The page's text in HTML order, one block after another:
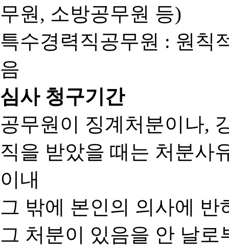
무원, 소방공무원 등)
특수경력직공무원 : 원칙
음
심사 청구기간
공무원이 징계처분이나,
직을 받았을 때는 처분사
이내
그 밖에 본인의 의사에
그 처분이 있음을 안 날로